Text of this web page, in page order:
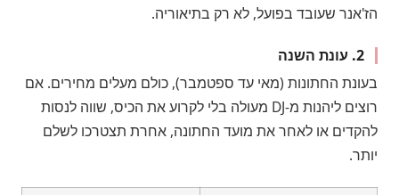
הז'אנר שעובד בפועל, לא רק בתיאוריה.
2. עונת השנה
בעונת החתונות (מאי עד ספטמבר), כולם מעלים מחירים. אם
רוצים ליהנות מ-DJ מעולה בלי לקרוע את הכיס, שווה לנסות
להקדים או לאחר את מועד החתונה, אחרת תצטרכו לשלם
יותר.